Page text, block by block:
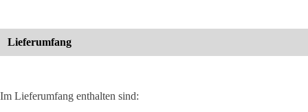
Lieferumfang
Im Lieferumfang enthalten sind: